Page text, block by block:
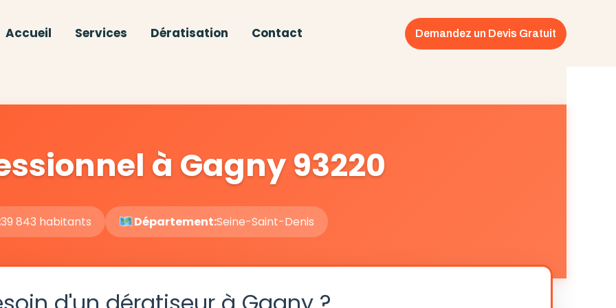
Accueil Services Dératisation Contact Demandez un Devis Gratuit
à Gagny 93220
39 843 habitants Département:Seine-Saint-Denis